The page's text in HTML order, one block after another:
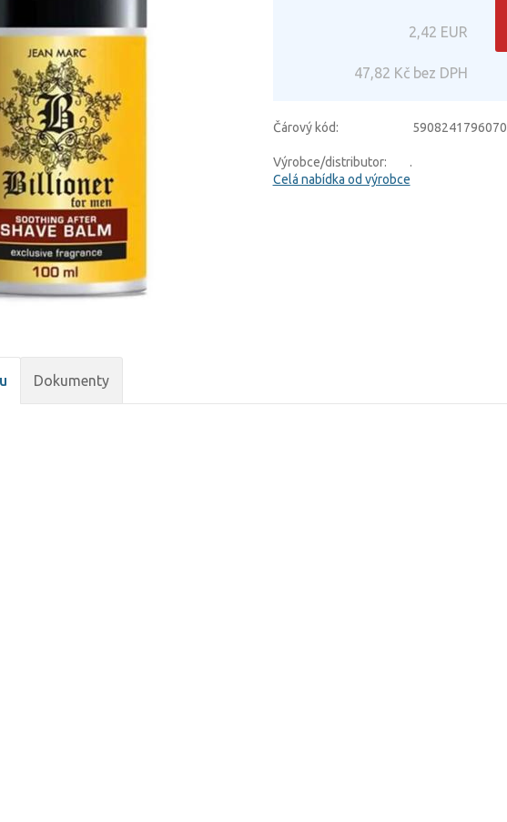
2,42 EUR
47,82 Kč bez DPH
Čárový kód: 5908241796070
Výrobce/distributor:
.
Celá nabídka od výrobce
Dokumenty